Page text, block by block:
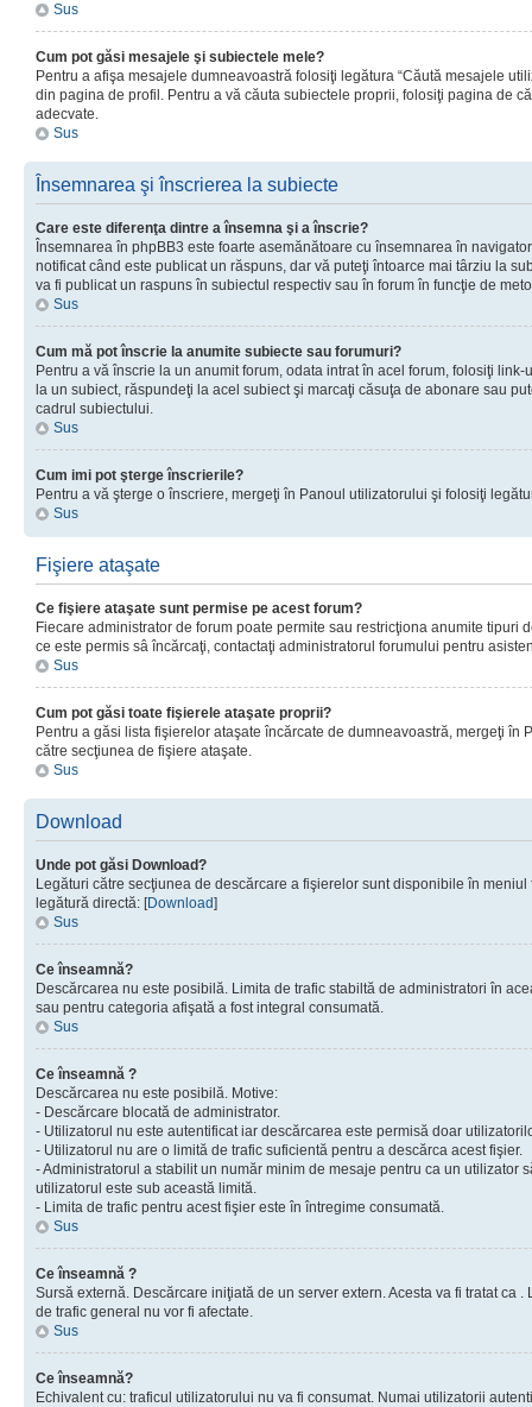
Sus
Cum pot găsi mesajele şi subiectele mele?
Pentru a afişa mesajele dumneavoastră folosiţi legătura “Căută mesajele
din pagina de profil. Pentru a vă căuta subiectele proprii, folosiţi pagina de
adecvate.
Sus
Însemnarea şi înscrierea la subiecte
Care este diferenţa dintre a însemna şi a înscrie?
Însemnarea în phpBB3 este foarte asemănătoare cu însemnarea în
notificat când este publicat un răspuns, dar vă puteţi întoarce mai târziu la
va fi publicat un raspuns în subiectul respectiv sau în forum în funcţie de
Sus
Cum mă pot înscrie la anumite subiecte sau forumuri?
Pentru a vă înscrie la un anumit forum, odata intrat în acel forum, folosiţi
la un subiect, răspundeţi la acel subiect şi marcaţi căsuţa de abonare sau
cadrul subiectului.
Sus
Cum imi pot şterge înscrierile?
Pentru a vă şterge o înscriere, mergeţi în Panoul utilizatorului şi folosiţi
Sus
Fişiere ataşate
Ce fişiere ataşate sunt permise pe acest forum?
Fiecare administrator de forum poate permite sau restricţiona anumite tipuri
ce este permis sâ încărcaţi, contactaţi administratorul forumului pentru
Sus
Cum pot găsi toate fişierele ataşate proprii?
Pentru a găsi lista fişierelor ataşate încărcate de dumneavoastră, mergeţi în
către secţiunea de fişiere ataşate.
Sus
Download
Unde pot găsi Download?
Legături către secţiunea de descărcare a fişierelor sunt disponibile în
legătură directă: [Download]
Sus
Ce înseamnă?
Descărcarea nu este posibilă. Limita de trafic stabiltă de administratori în
sau pentru categoria afişată a fost integral consumată.
Sus
Ce înseamnă ?
Descărcarea nu este posibilă. Motive:
- Descărcare blocată de administrator.
- Utilizatorul nu este autentificat iar descărcarea este permisă doar
- Utilizatorul nu are o limită de trafic suficientă pentru a descărca acest fişier.
- Administratorul a stabilit un număr minim de mesaje pentru ca un utilizator
utilizatorul este sub această limită.
- Limita de trafic pentru acest fişier este în întregime consumată.
Sus
Ce înseamnă ?
Sursă externă. Descărcare iniţiată de un server extern. Acesta va fi tratat ca
de trafic general nu vor fi afectate.
Sus
Ce înseamnă?
Echivalent cu: traficul utilizatorului nu va fi consumat. Numai utilizatorii